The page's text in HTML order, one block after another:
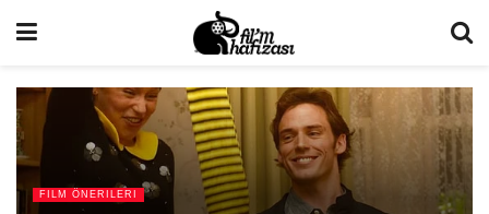
FILM ÖNERILERI